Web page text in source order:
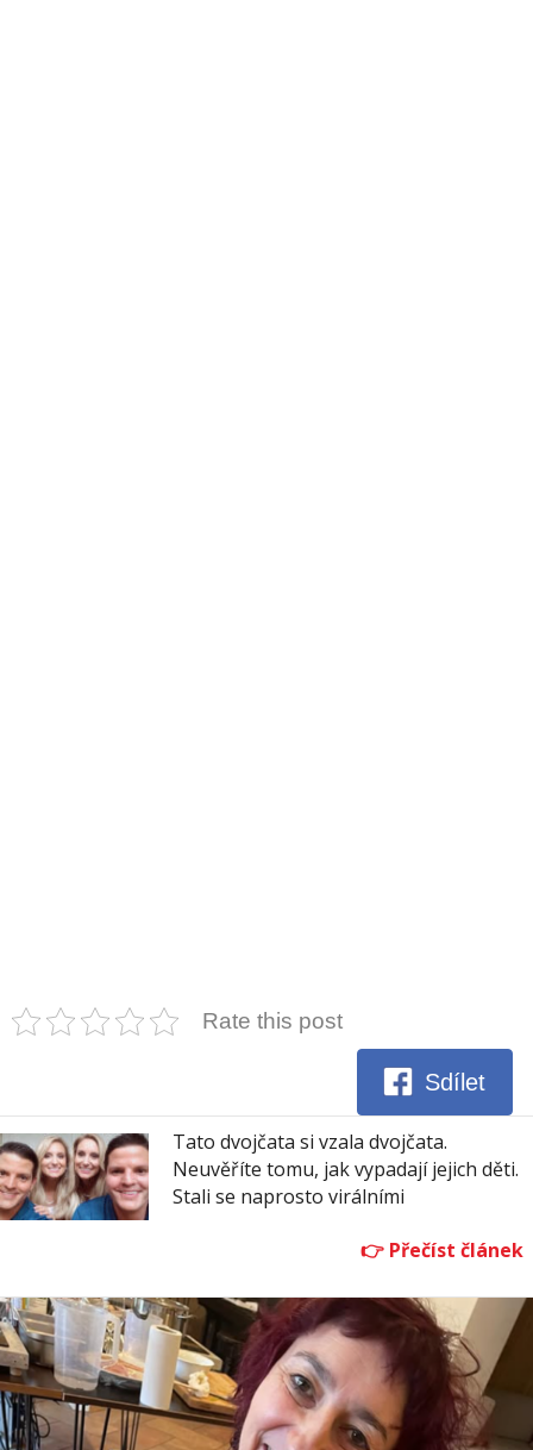
Rate this post
Sdílet
Tato dvojčata si vzala dvojčata.
Neuvěříte tomu, jak vypadají jejich děti.
Stali se naprosto virálními